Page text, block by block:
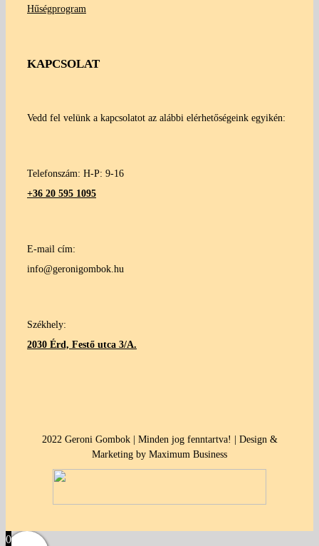
Hűségprogram
KAPCSOLAT
Vedd fel velünk a kapcsolatot az alábbi elérhetőségeink egyikén:
Telefonszám: H-P: 9-16
+36 20 595 1095
E-mail cím:
info@geronigombok.hu
Székhely:
2030 Érd, Festő utca 3/A.
2022 Geroni Gombok | Minden jog fenntartva! | Design &
Marketing by Maximum Business
0